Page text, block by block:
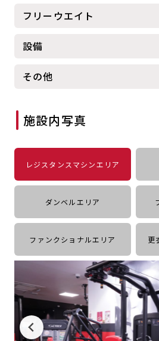
見学・体験
JOYFIT総合トップ
JOYFIT24
JOYFIT+
フリーウエイト
設備
その他
施設内写真
レジスタンスマシンエリア
ダンベルエリア
ファンクショナルエリア 更